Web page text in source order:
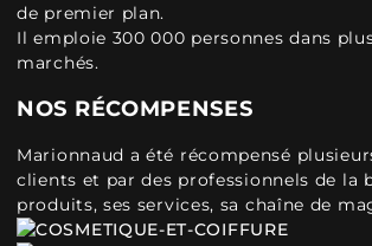
de premier plan.
Il emploie 300 000 personnes dans
marchés.
NOS RÉCOMPENSES
Marionnaud a été récompensé
clients et par des professionnels de la
produits, ses services, sa chaîne de